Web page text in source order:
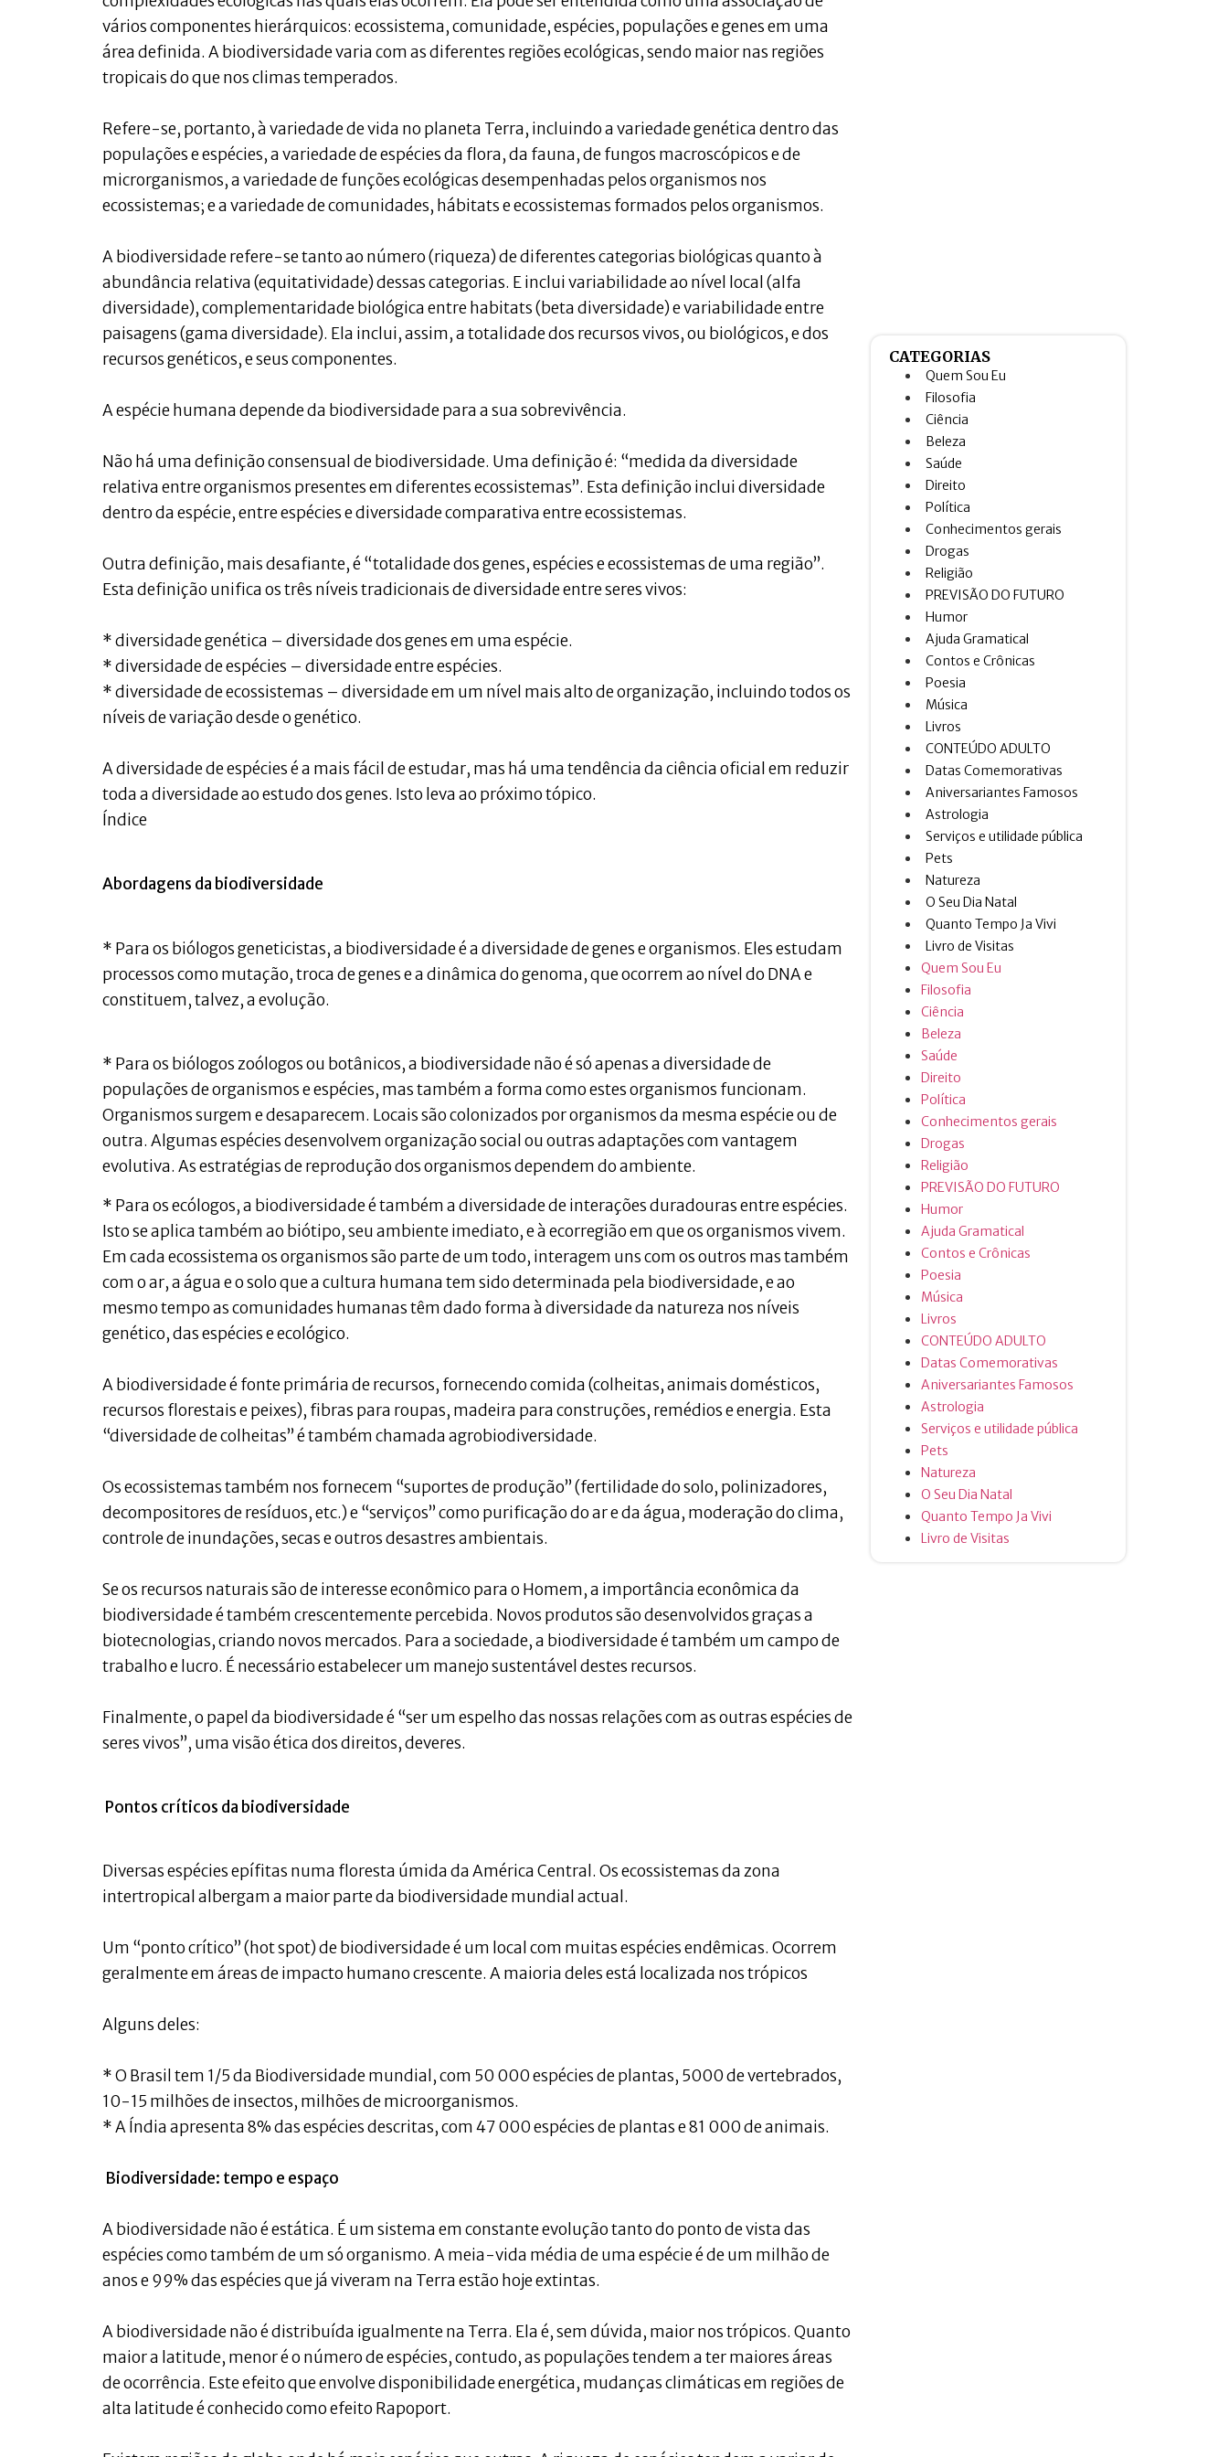
vários componentes hierárquicos: ecossistema, comunidade, espécies, populações e genes em uma
área definida. A biodiversidade varia com as diferentes regiões ecológicas, sendo maior nas regiões
tropicais do que nos climas temperados.
Refere-se, portanto, à variedade de vida no planeta Terra, incluindo a variedade genética dentro das
populações e espécies, a variedade de espécies da flora, da fauna, de fungos macroscópicos e de
microrganismos, a variedade de funções ecológicas desempenhadas pelos organismos nos
ecossistemas; e a variedade de comunidades, hábitats e ecossistemas formados pelos organismos.
A biodiversidade refere-se tanto ao número (riqueza) de diferentes categorias biológicas quanto à
abundância relativa (equitatividade) dessas categorias. E inclui variabilidade ao nível local (alfa
diversidade), complementaridade biológica entre habitats (beta diversidade) e variabilidade entre
paisagens (gama diversidade). Ela inclui, assim, a totalidade dos recursos vivos, ou biológicos, e dos
recursos genéticos, e seus componentes.
A espécie humana depende da biodiversidade para a sua sobrevivência.
Não há uma definição consensual de biodiversidade. Uma definição é: “medida da diversidade
relativa entre organismos presentes em diferentes ecossistemas”. Esta definição inclui diversidade
dentro da espécie, entre espécies e diversidade comparativa entre ecossistemas.
Outra definição, mais desafiante, é “totalidade dos genes, espécies e ecossistemas de uma região”.
Esta definição unifica os três níveis tradicionais de diversidade entre seres vivos:
* diversidade genética – diversidade dos genes em uma espécie.
* diversidade de espécies – diversidade entre espécies.
* diversidade de ecossistemas – diversidade em um nível mais alto de organização, incluindo todos os
níveis de variação desde o genético.
A diversidade de espécies é a mais fácil de estudar, mas há uma tendência da ciência oficial em reduzir
toda a diversidade ao estudo dos genes. Isto leva ao próximo tópico.
Índice
Abordagens da biodiversidade
* Para os biólogos geneticistas, a biodiversidade é a diversidade de genes e organismos. Eles estudam
processos como mutação, troca de genes e a dinâmica do genoma, que ocorrem ao nível do DNA e
constituem, talvez, a evolução.
* Para os biólogos zoólogos ou botânicos, a biodiversidade não é só apenas a diversidade de
populações de organismos e espécies, mas também a forma como estes organismos funcionam.
Organismos surgem e desaparecem. Locais são colonizados por organismos da mesma espécie ou de
outra. Algumas espécies desenvolvem organização social ou outras adaptações com vantagem
evolutiva. As estratégias de reprodução dos organismos dependem do ambiente.
* Para os ecólogos, a biodiversidade é também a diversidade de interações duradouras entre espécies.
Isto se aplica também ao biótipo, seu ambiente imediato, e à ecorregião em que os organismos vivem.
Em cada ecossistema os organismos são parte de um todo, interagem uns com os outros mas também
com o ar, a água e o solo que a cultura humana tem sido determinada pela biodiversidade, e ao
mesmo tempo as comunidades humanas têm dado forma à diversidade da natureza nos níveis
genético, das espécies e ecológico.
A biodiversidade é fonte primária de recursos, fornecendo comida (colheitas, animais domésticos,
recursos florestais e peixes), fibras para roupas, madeira para construções, remédios e energia. Esta
“diversidade de colheitas” é também chamada agrobiodiversidade.
Os ecossistemas também nos fornecem “suportes de produção” (fertilidade do solo, polinizadores,
decompositores de resíduos, etc.) e “serviços” como purificação do ar e da água, moderação do clima,
controle de inundações, secas e outros desastres ambientais.
Se os recursos naturais são de interesse econômico para o Homem, a importância econômica da
biodiversidade é também crescentemente percebida. Novos produtos são desenvolvidos graças a
biotecnologias, criando novos mercados. Para a sociedade, a biodiversidade é também um campo de
trabalho e lucro. É necessário estabelecer um manejo sustentável destes recursos.
Finalmente, o papel da biodiversidade é “ser um espelho das nossas relações com as outras espécies de
seres vivos”, uma visão ética dos direitos, deveres.
Pontos críticos da biodiversidade
Diversas espécies epífitas numa floresta úmida da América Central. Os ecossistemas da zona
intertropical albergam a maior parte da biodiversidade mundial actual.
Um “ponto crítico” (hot spot) de biodiversidade é um local com muitas espécies endêmicas. Ocorrem
geralmente em áreas de impacto humano crescente. A maioria deles está localizada nos trópicos
Alguns deles:
* O Brasil tem 1/5 da Biodiversidade mundial, com 50 000 espécies de plantas, 5000 de vertebrados,
10-15 milhões de insectos, milhões de microorganismos.
* A Índia apresenta 8% das espécies descritas, com 47 000 espécies de plantas e 81 000 de animais.
Biodiversidade: tempo e espaço
A biodiversidade não é estática. É um sistema em constante evolução tanto do ponto de vista das
espécies como também de um só organismo. A meia-vida média de uma espécie é de um milhão de
anos e 99% das espécies que já viveram na Terra estão hoje extintas.
A biodiversidade não é distribuída igualmente na Terra. Ela é, sem dúvida, maior nos trópicos. Quanto
maior a latitude, menor é o número de espécies, contudo, as populações tendem a ter maiores áreas
de ocorrência. Este efeito que envolve disponibilidade energética, mudanças climáticas em regiões de
alta latitude é conhecido como efeito Rapoport.
CATEGORIAS
Quem Sou Eu
Filosofia
Ciência
Beleza
Saúde
Direito
Política
Conhecimentos gerais
Drogas
Religião
PREVISÃO DO FUTURO
Humor
Ajuda Gramatical
Contos e Crônicas
Poesia
Música
Livros
CONTEÚDO ADULTO
Datas Comemorativas
Aniversariantes Famosos
Astrologia
Serviços e utilidade pública
Pets
Natureza
O Seu Dia Natal
Quanto Tempo Ja Vivi
Livro de Visitas
Quem Sou Eu
Filosofia
Ciência
Beleza
Saúde
Direito
Política
Conhecimentos gerais
Drogas
Religião
PREVISÃO DO FUTURO
Humor
Ajuda Gramatical
Contos e Crônicas
Poesia
Música
Livros
CONTEÚDO ADULTO
Datas Comemorativas
Aniversariantes Famosos
Astrologia
Serviços e utilidade pública
Pets
Natureza
O Seu Dia Natal
Quanto Tempo Ja Vivi
Livro de Visitas